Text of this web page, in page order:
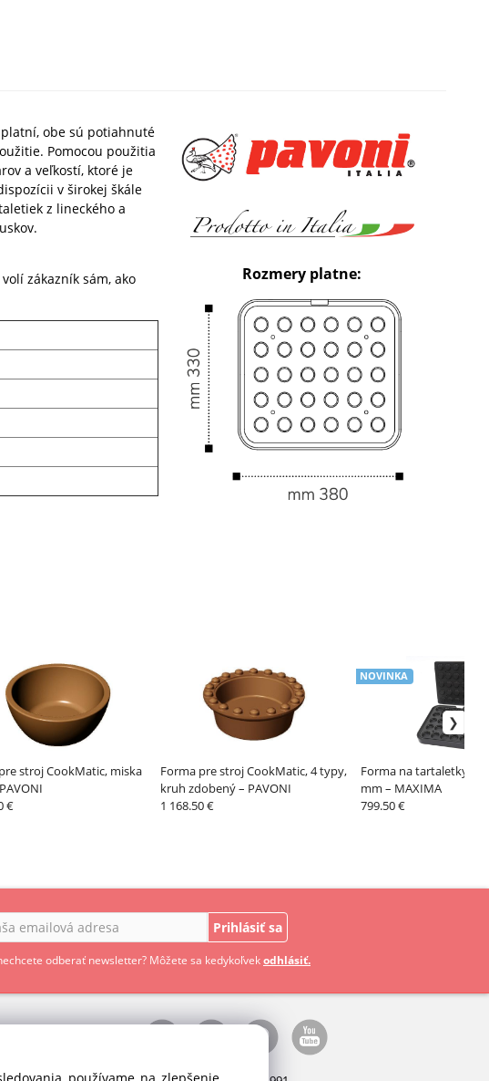
obe sú potiahnuté
Pomocou použitia
a veľkostí, ktoré je
v širokej škále
z lineckého a
zákazník sám, ako
Rozmery platne:
stroj CookMatic, miska
€
Forma pre stroj CookMatic, 4 typy,
kruh zdobený – PAVONI
1 168.50 €
Forma na tartaletky,
mm – MAXIMA
NOVINKA
799.50 €
Prihlásiť sa
odberať newsletter? Môžete sa kedykoľvekodhlásiť.